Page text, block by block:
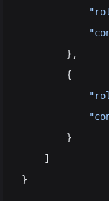
        },
        {
        }
    ]
}